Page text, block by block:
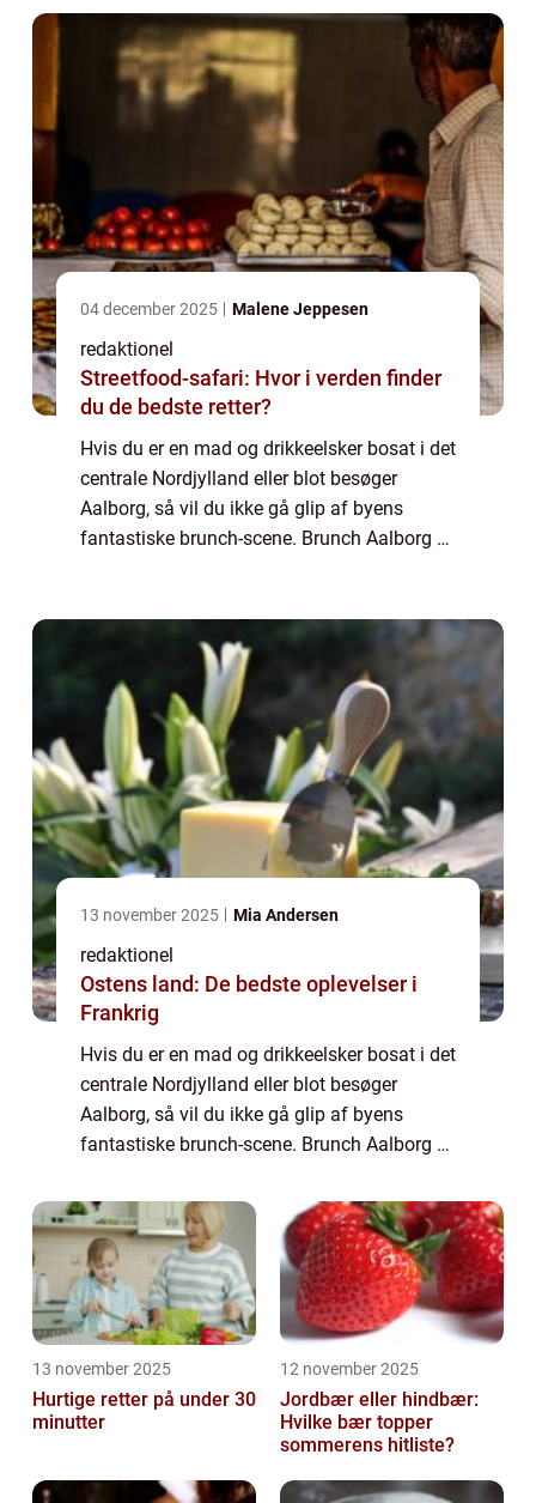
04 december 2025 Malene Jeppesen
redaktionel
Streetfood-safari: Hvor i verden finder
du de bedste retter?
Hvis du er en mad og drikkeelsker bosat i det
centrale Nordjylland eller blot besøger
Aalborg, så vil du ikke gå glip af byens
fantastiske brunch-scene. Brunch Aalborg er
13 november 2025 Mia Andersen
redaktionel
Ostens land: De bedste oplevelser i
Frankrig
Hvis du er en mad og drikkeelsker bosat i det
centrale Nordjylland eller blot besøger
Aalborg, så vil du ikke gå glip af byens
fantastiske brunch-scene. Brunch Aalborg er
det bedste fra morgenmad og frokost, ...
13 november 2025
Hurtige retter på under 30
minutter
12 november 2025
Jordbær eller hindbær:
Hvilke bær topper
sommerens hitliste?